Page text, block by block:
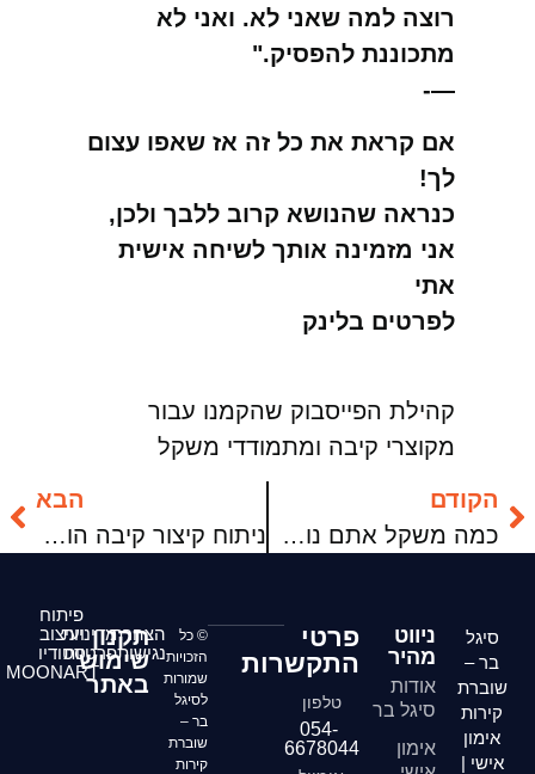
רוצה למה שאני לא. ואני לא
מתכוננת להפסיק."
—-
אם קראת את כל זה אז שאפו עצום
לך!
כנראה שהנושא קרוב ללבך ולכן,
אני מזמינה אותך לשיחה אישית
אתי
לפרטים בלינק
קהילת הפייסבוק שהקמנו עבור
מקוצרי קיבה ומתמודדי משקל
הקודם
כמה משקל אתם נותנים למשקל בחיים שלכם?
הבא
ניתוח קיצור קיבה הוא ממש לא הסוף!
סיגל
בר –
שוברת
קירות
אימון
אישי |
ניווט
מהיר
אודות
סיגל בר
אימון
פרטי
התקשרות
טלפון
054-
6678044
© כל
הזכויות
שמורות
לסיגל
בר –
שוברת
קירות
הצהרת
נגישות
תקנון
שימוש
באתר
מדיניות
פרטיות
פיתוח
ועיצוב
סטודיו
MOONART